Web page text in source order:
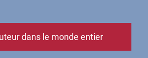
dans le monde entier